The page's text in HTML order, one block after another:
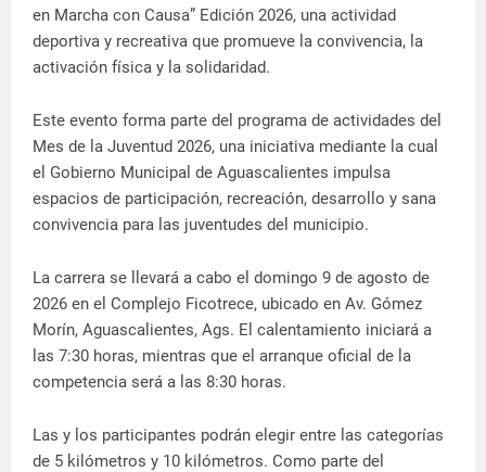
en Marcha con Causa” Edición 2026, una actividad
deportiva y recreativa que promueve la convivencia, la
activación física y la solidaridad.
Este evento forma parte del programa de actividades del
Mes de la Juventud 2026, una iniciativa mediante la cual
el Gobierno Municipal de Aguascalientes impulsa
espacios de participación, recreación, desarrollo y sana
convivencia para las juventudes del municipio.
La carrera se llevará a cabo el domingo 9 de agosto de
2026 en el Complejo Ficotrece, ubicado en Av. Gómez
Morín, Aguascalientes, Ags. El calentamiento iniciará a
las 7:30 horas, mientras que el arranque oficial de la
competencia será a las 8:30 horas.
Las y los participantes podrán elegir entre las categorías
de 5 kilómetros y 10 kilómetros. Como parte del